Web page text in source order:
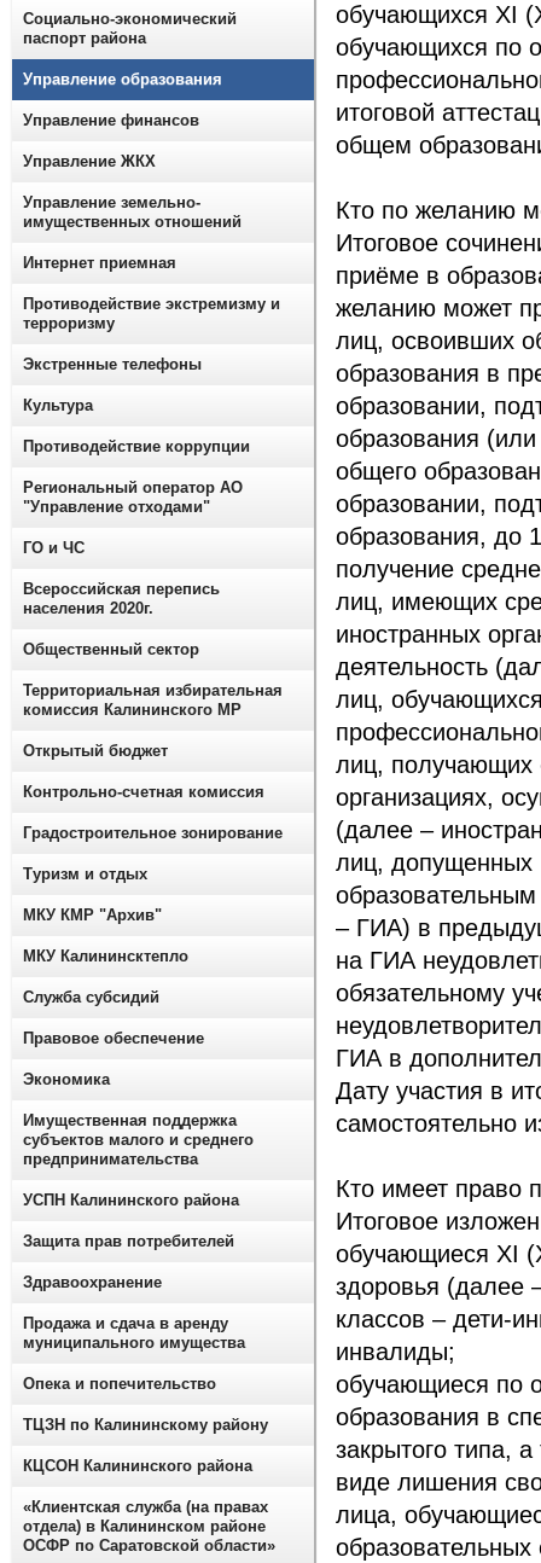
обучающихся XI
обучающихся по
итоговой
общем
Кто по желанию
Итоговое
приёме в
желанию может
лиц, освоивших
образования в
образовании,
образования
общего
образовании,
образования, до
получение
лиц, имеющих
иностранных
деятельность
лиц,
лиц, получающих
организациях,
(далее –
лиц, допущенных
– ГИА) в
на ГИА
обязательному
ГИА в
Дату участия в
самостоятельно
Кто имеет право
Итоговое
обучающиеся XI
здоровья (далее
классов – дети-
инвалиды;
обучающиеся по
образования в
закрытого типа,
виде лишения
лица,
образовательных
Социально-экономический
паспорт района
Управление образования
Управление финансов
Управление ЖКХ
Управление земельно-
имущественных отношений
Интернет приемная
Противодействие экстремизму и
терроризму
Экстренные телефоны
Культура
Противодействие коррупции
Региональный оператор АО
"Управление отходами"
ГО и ЧС
Всероссийская перепись
населения 2020г.
Общественный сектор
Территориальная избирательная
комиссия Калининского МР
Открытый бюджет
Контрольно-счетная комиссия
Градостроительное зонирование
Туризм и отдых
МКУ КМР "Архив"
МКУ Калининсктепло
Служба субсидий
Правовое обеспечение
Экономика
Имущественная поддержка
субъектов малого и среднего
предпринимательства
УСПН Калининского района
Защита прав потребителей
Здравоохранение
Продажа и сдача в аренду
муниципального имущества
Опека и попечительство
ТЦЗН по Калининскому району
КЦСОН Калининского района
«Клиентская служба (на правах
отдела) в Калининском районе
ОСФР по Саратовской области»